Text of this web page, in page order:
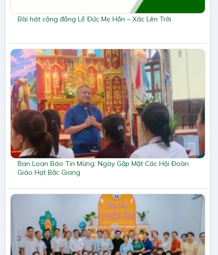
Bài hát cộng đồng Lễ Đức Mẹ Hồn – Xác Lên Trời
Ban Loan Báo Tin Mừng: Ngày Gặp Mặt Các Hội Đoàn
Giáo Hạt Bắc Giang